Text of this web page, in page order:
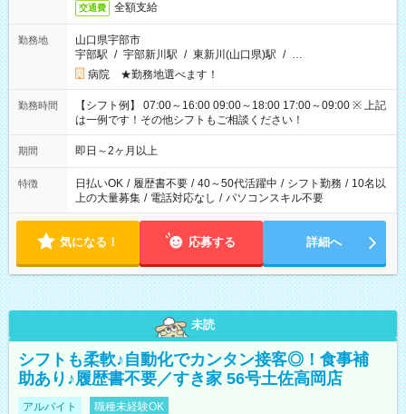
交通費 全額支給
勤務地
山口県宇部市
宇部駅 / 宇部新川駅 / 東新川(山口県)駅 / …
病院 ★勤務地選べます！
勤務時間
【シフト例】 07:00～16:00 09:00～18:00 17:00～09:00 ※ 上記
は一例です！その他シフトもご相談ください！
期間 即日～2ヶ月以上
特徴 日払いOK / 履歴書不要 / 40～50代活躍中 / シフト勤務 / 10名以
上の大量募集 / 電話対応なし / パソコンスキル不要
気になる！ 応募する 詳細へ
未読
シフトも柔軟♪自動化でカンタン接客◎！食事補
助あり♪履歴書不要／すき家 56号土佐高岡店
アルバイト 職種未経験OK